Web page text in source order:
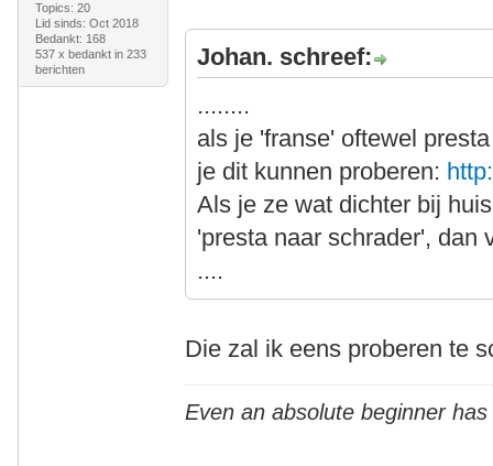
Topics: 20
Lid sinds: Oct 2018
Bedankt: 168
537 x bedankt in 233
berichten
Johan. schreef:
........
als je 'franse' oftewel
je dit kunnen proberen:
Als je ze wat dichter bij
'presta naar schrader', dan
....
Die zal ik eens proberen te
Even an absolute beginner